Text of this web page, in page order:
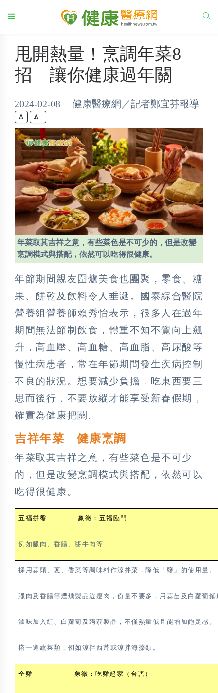
甩開熱量！烹調年菜8
招 讓你健康過年關
2024-02-08 健康醫療網／記者鄭宜芬報導
+
年菜取其吉祥之意，有些菜色是不可少的，但是改變
烹調模式與搭配，依然可以吃得很健康。
年節期間親友圍爐美食也團聚，零食、糖
果、餅乾及飲料令人垂涎。國泰綜合醫院
營養組營養師賴秀怡表示，很多人在過年
期間無法節制飲食，體重不知不覺向上飆
升，高血壓、高血糖、高血脂、高尿酸等
慢性病患者，常在年節期間發生疾病控制
不良的狀況。想要減少負擔，吃東西要三
思而後行，不要放縱才能享受新春假期，
確實為健康把關。
吉祥年菜 健康烹調
年菜取其吉祥之意，有些菜色是不可少
的，但是改變烹調模式與搭配，依然可以
吃得很健康。
五福拼盤 象徵：五福臨門
例如臘肉、香腸、醬牛肉等
採用蒜頭、蔥、香菜等調味料作涼拌菜，降低「鹽」的使用量。
臘肉及香腸等煙燻製品選瘦肉，份量不要多，用蒜苗及白蘿蔔鋪
滷味加入紅、白蘿蔔及蒟蒻製品，不僅熱量低且能增加飽足感。
搭一道蔬菜類，例如涼拌西芹或涼拌海藻類。
全雞 象徵：吃雞起家（台語）